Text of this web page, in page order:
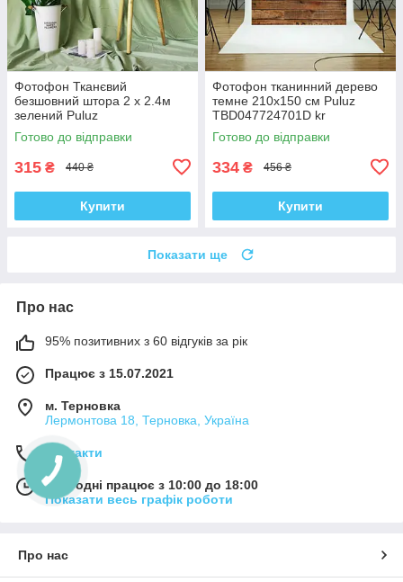
Фотофон Тканєвий
безшовний штора 2 x 2.4м
зелений Puluz
TBD0590354103L kr
Готово до відправки
315 ₴ 440 ₴
Купити
Фотофон тканинний дерево
темне 210x150 см Puluz
TBD047724701D kr
Готово до відправки
334 ₴ 456 ₴
Купити
Показати ще
Про нас
95% позитивних з 60 відгуків за рік
Працює з 15.07.2021
м. Терновка
Лермонтова 18, Терновка, Україна
Контакти
Сьогодні працює з 10:00 до 18:00
Показати весь графік роботи
Про нас